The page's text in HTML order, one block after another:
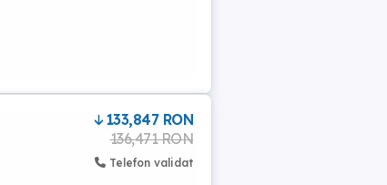
133,847 RON
136,471 RON
Telefon validat